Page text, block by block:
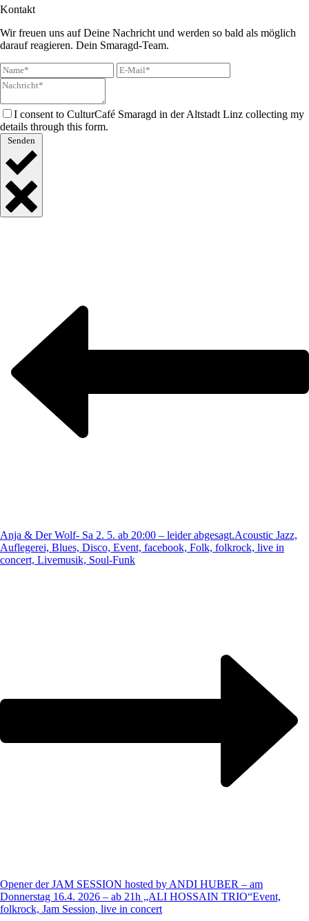
Kontakt
Wir freuen uns auf Deine Nachricht und werden so bald als möglich
darauf reagieren. Dein Smaragd-Team.
I consent to CulturCafé Smaragd in der Altstadt Linz collecting my
details through this form.
Senden
Anja & Der Wolf- Sa 2. 5. ab 20:00 – leider abgesagt.Acoustic Jazz,
Auflegerei, Blues, Disco, Event, facebook, Folk, folkrock, live in
concert, Livemusik, Soul-Funk
Opener der JAM SESSION hosted by ANDI HUBER – am
Donnerstag 16.4. 2026 – ab 21h „ALI HOSSAIN TRIO“Event,
folkrock, Jam Session, live in concert